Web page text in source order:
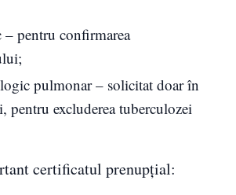
pentru confirmarea
pulmonar – solicitat doar în
pentru excluderea tuberculozei
certificatul prenupțial: